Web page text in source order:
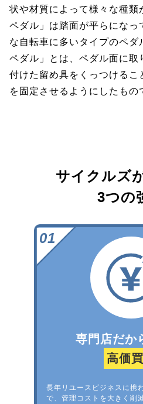
状や材質によって様々な種類
ペダル」は踏面が平らになっ
な自転車に多いタイプのペダ
ペダル」とは、ペダル面に取
付けた留め具をくっつけるこ
を固定させるようにしたもの
サイクルズ
3つの
専門店だか
高価
長年リユースビジネスに携
で、管理コストを大きく削